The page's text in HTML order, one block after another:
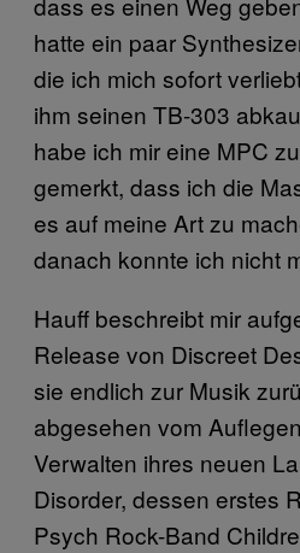
hatte ein paar
die ich mich sofort
ihm seinen TB-303
habe ich mir eine MPC
gemerkt, dass ich die
es auf meine Art zu
danach konnte ich nicht
Hauff beschreibt mir
Release von Discreet
sie endlich zur Musik
abgesehen vom
Verwalten ihres neuen
Disorder, dessen erstes
Psych Rock-Band